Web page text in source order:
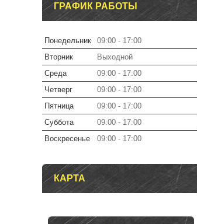
ГРАФИК РАБОТЫ
Понедельник 09:00
17:00
Вторник
Выходной
Среда
09:00
17:00
Четверг
09:00
17:00
Пятница
09:00
17:00
Суббота
09:00
17:00
Воскресенье
09:00 17:00
КАРТА